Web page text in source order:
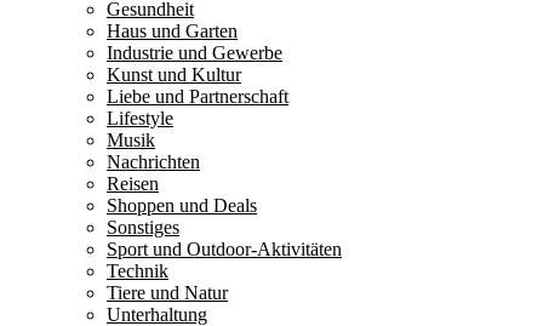
Gesundheit
Haus und Garten
Industrie und Gewerbe
Kunst und Kultur
Liebe und Partnerschaft
Lifestyle
Musik
Nachrichten
Reisen
Shoppen und Deals
Sonstiges
Sport und Outdoor-Aktivitäten
Technik
Tiere und Natur
Unterhaltung